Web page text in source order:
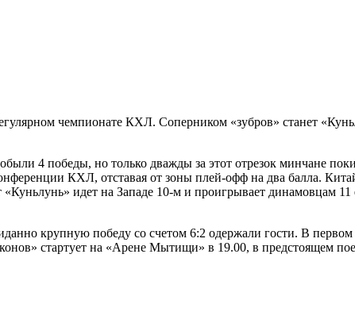
чемпионате КХЛ. Соперником «зубров» станет
4 победы, но только дважды за этот отрезок минчане
КХЛ, отставая от зоны плей-офф на два балла.
идет на Западе 10-м и проигрывает динамовцам 11
крупную победу со счетом 6:2 одержали гости. В
стартует на «Арене Мытищи» в 19.00, в предстоящем